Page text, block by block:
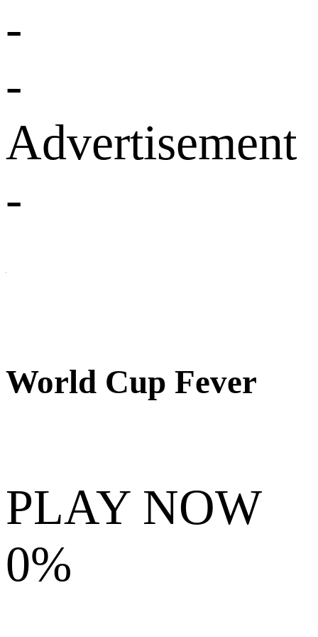
-
-
Advertisement
-
World Cup Fever
PLAY NOW
0%